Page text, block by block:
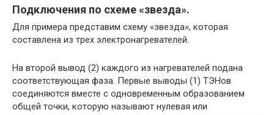
Подключения по схеме «звезда».
Для примера представим схему «звезда», которая
составлена из трех электронагревателей.
На второй вывод (2) каждого из нагревателей подана
соответствующая фаза. Первые выводы (1) ТЭНов
соединяются вместе с одновременным образованием
общей точки, которую называют нулевая или